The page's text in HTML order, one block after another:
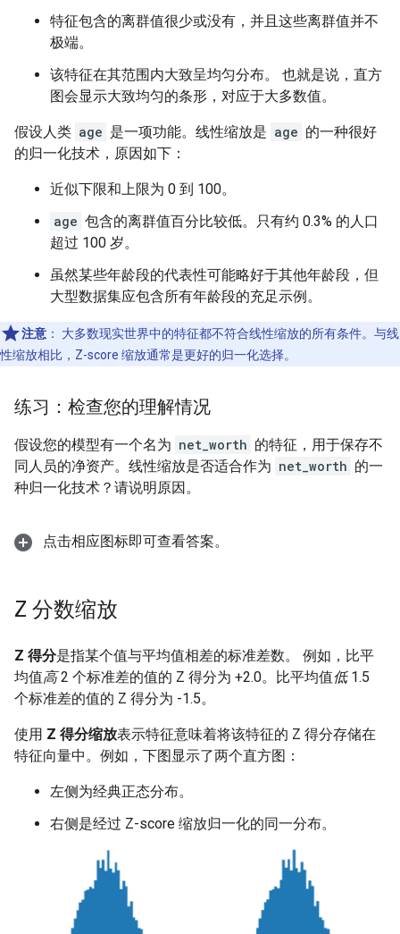
特征包含的离群值很少或没有，并且这些离群值并不
极端。
该特征在其范围内大致呈均匀分布。 也就是说，直方
图会显示大致均匀的条形，对应于大多数值。
假设人类 age 是一项功能。线性缩放是 age 的一种很好
的归一化技术，原因如下：
近似下限和上限为 0 到 100。
age 包含的离群值百分比较低。只有约 0.3% 的人口
超过 100 岁。
虽然某些年龄段的代表性可能略好于其他年龄段，但
大型数据集应包含所有年龄段的充足示例。
注意 ：
大多数现实世界中的特征都不符合线性缩放的所有条件。与线
性缩放相比，Z-score 缩放通常是更好的归一化选择。
练习：检查您的理解情况
假设您的模型有一个名为 net_worth 的特征，用于保存不
同人员的净资产。线性缩放是否适合作为 net_worth 的一
种归一化技术？请说明原因。
点击相应图标即可查看答案。
Z 分数缩放
Z 得分是指某个值与平均值相差的标准差数。 例如，比平
均值高2 个标准差的值的 Z 得分为 +2.0。比平均值低1.5
个标准差的值的 Z 得分为 -1.5。
使用 Z 得分缩放表示特征意味着将该特征的 Z 得分存储在
特征向量中。例如，下图显示了两个直方图：
左侧为经典正态分布。
右侧是经过 Z-score 缩放归一化的同一分布。